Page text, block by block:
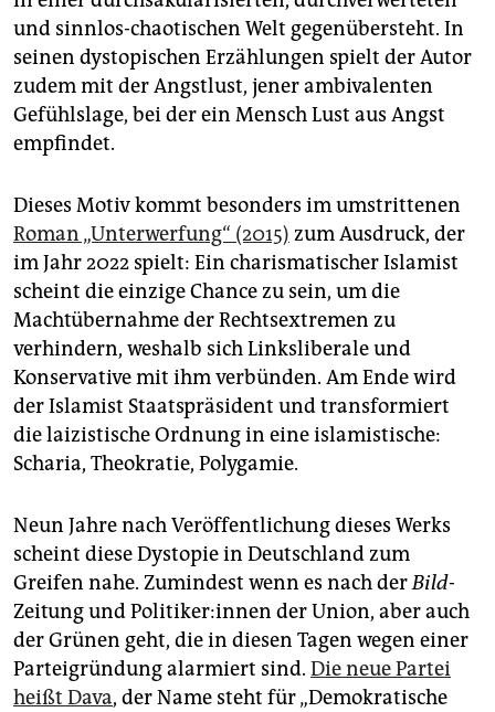
epaper login
und sinnlos-chaotischen Welt gegenübersteht. In
seinen dystopischen Erzählungen spielt der Autor
zudem mit der Angstlust, jener ambivalenten
Gefühlslage, bei der ein Mensch Lust aus Angst
empfindet.
Dieses Motiv kommt besonders im umstrittenen
Roman „Unterwerfung“ (2015) zum Ausdruck, der
im Jahr 2022 spielt: Ein charismatischer Islamist
scheint die einzige Chance zu sein, um die
Machtübernahme der Rechtsextremen zu
verhindern, weshalb sich Linksliberale und
Konservative mit ihm verbünden. Am Ende wird
der Islamist Staatspräsident und transformiert
die laizistische Ordnung in eine islamistische:
Scharia, Theokratie, Polygamie.
Neun Jahre nach Veröffentlichung dieses Werks
scheint diese Dystopie in Deutschland zum
Greifen nahe. Zumindest wenn es nach derBild-
Zeitung und Po­lit­ike­r:in­nen der Union, aber auch
der Grünen geht, die in diesen Tagen wegen einer
Parteigründung alarmiert sind. Die neue Partei
heißt Dava, der Name steht für „Demokratische